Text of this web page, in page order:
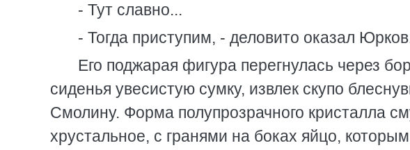
- Тут славно...
- Тогда приступим, - деловито оказал
Его поджарая фигура перегнулась через
сиденья увесистую сумку, извлек скупо
Смолину. Форма полупрозрачного кристалла
хрустальное, с гранями на боках яйцо,